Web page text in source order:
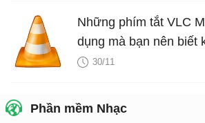
Những phím tắt VLC
dụng mà bạn nên biết
30/11
Phần mềm Nhạc